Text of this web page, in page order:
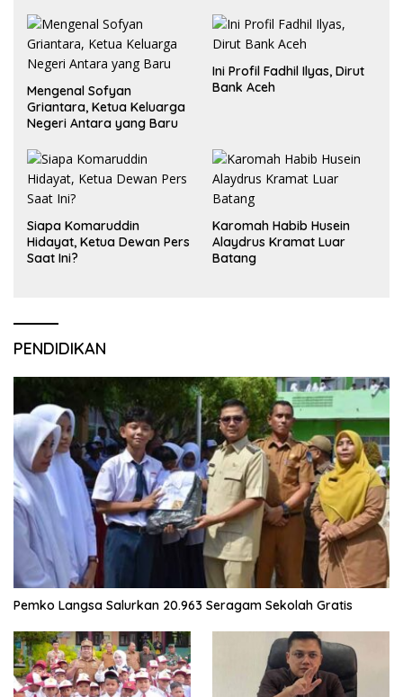
Mengenal Sofyan
Griantara, Ketua Keluarga
Negeri Antara yang Baru
Ini Profil Fadhil Ilyas, Dirut
Bank Aceh
Siapa Komaruddin
Hidayat, Ketua Dewan Pers
Saat Ini?
Karomah Habib Husein
Alaydrus Kramat Luar
Batang
PENDIDIKAN
Pemko Langsa Salurkan 20.963 Seragam Sekolah Gratis